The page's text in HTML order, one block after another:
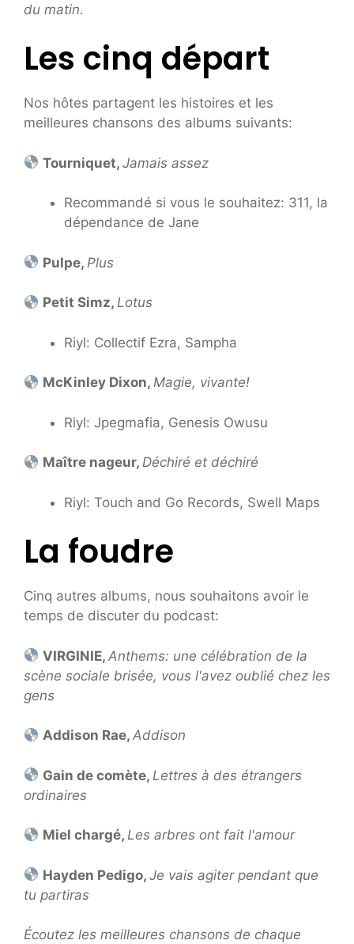
du matin.
Les cinq départ
Nos hôtes partagent les histoires et les
meilleures chansons des albums suivants:
Tourniquet,Jamais assez
Recommandé si vous le souhaitez: 311, la
dépendance de Jane
Pulpe, Plus
Petit Simz,Lotus
Riyl: Collectif Ezra, Sampha
McKinley Dixon,Magie, vivante!
Riyl: Jpegmafia, Genesis Owusu
Maître nageur,Déchiré et déchiré
Riyl: Touch and Go Records, Swell Maps
La foudre
Cinq autres albums, nous souhaitons avoir le
temps de discuter du podcast:
VIRGINIE,Anthems: une célébration de la
scène sociale brisée, vous l'avez oublié chez les
gens
Addison Rae,Addison
Gain de comète, Lettres à des étrangers
ordinaires
Miel chargé,Les arbres ont fait l'amour
Hayden Pedigo,Je vais agiter pendant que
tu partiras
Écoutez les meilleures chansons de chaque